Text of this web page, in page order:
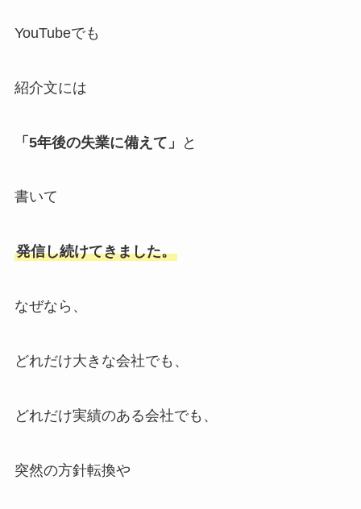
YouTubeでも
紹介文には
「5年後の失業に備えて」 と
書いて
発信し続けてきました。
なぜなら、
どれだけ大きな会社でも、
どれだけ実績のある会社でも、
突然の方針転換や